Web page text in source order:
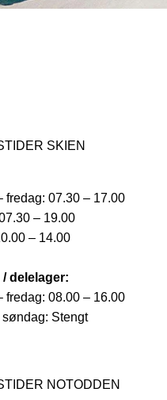
SKIEN
fredag: 07.30 – 17.00
– 19.00
– 14.00
delelager:
fredag: 08.00 – 16.00
søndag: Stengt
NOTODDEN